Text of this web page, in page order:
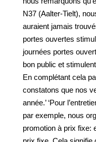
N37 (Aalter-Tielt),
auraient jamais
portes ouvertes
journées portes
bon public et
En complétant cela
constatons que nos
année.’ ‘Pour
par exemple, nous
promotion à prix fixe: